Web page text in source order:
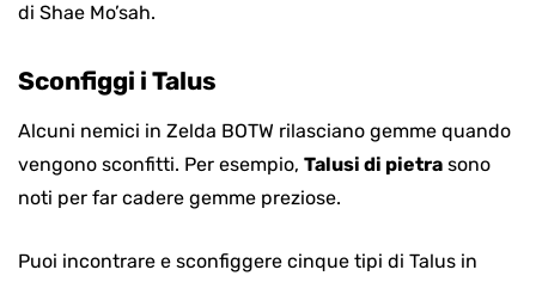
di Shae Mo’sah.
Sconfiggi i Talus
Alcuni nemici in Zelda BOTW rilasciano gemme quando
vengono sconfitti. Per esempio, Talusi di pietra sono
noti per far cadere gemme preziose.
Puoi incontrare e sconfiggere cinque tipi di Talus in